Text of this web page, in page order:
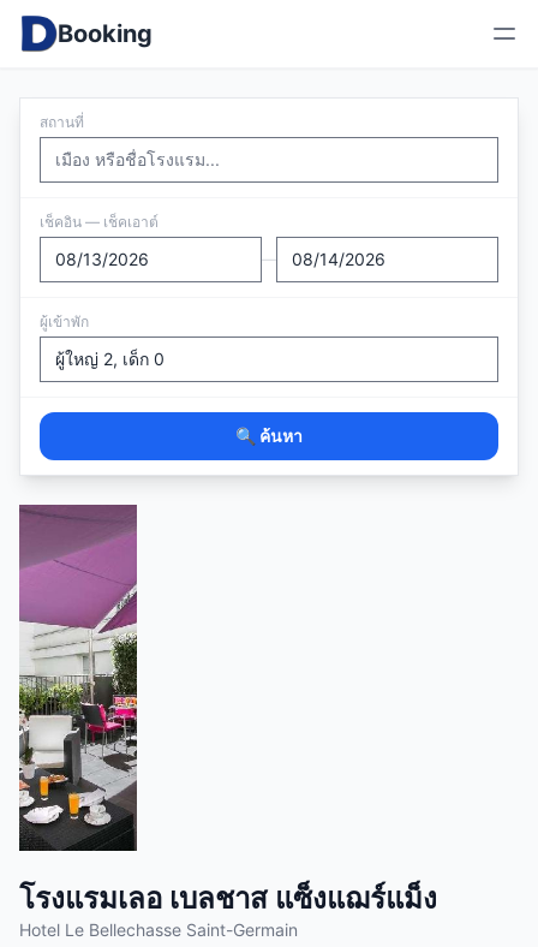
Booking
สถานที่
เช็คอิน — เช็คเอาต์
—
ผู้เข้าพัก
🔍 ค้นหา
โรงแรมเลอ เบลชาส แซ็งแฌร์แม็ง
Hotel Le Bellechasse Saint-Germain